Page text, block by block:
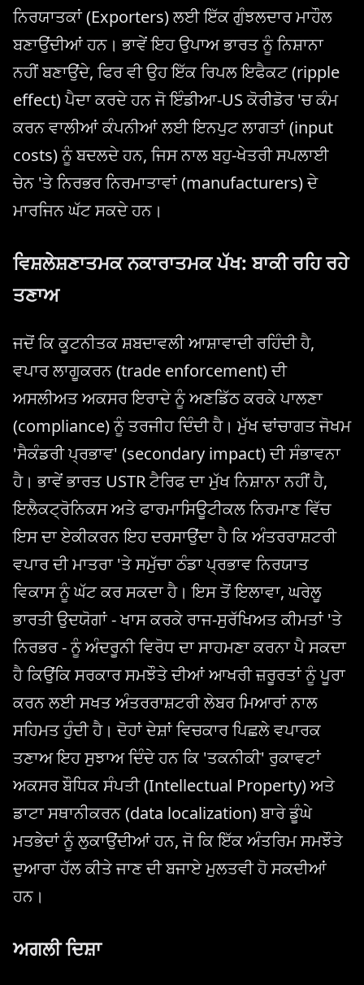
ਨਿਰਯਾਤਕਾਂ (Exporters) ਲਈ ਇੱਕ ਗੁੰਝਲਦਾਰ ਮਾਹੌਲ
ਬਣਾਉਂਦੀਆਂ ਹਨ। ਭਾਵੇਂ ਇਹ ਉਪਾਅ ਭਾਰਤ ਨੂੰ ਨਿਸ਼ਾਨਾ
ਨਹੀਂ ਬਣਾਉਂਦੇ, ਫਿਰ ਵੀ ਉਹ ਇੱਕ ਰਿਪਲ ਇਫੈਕਟ (ripple
effect) ਪੈਦਾ ਕਰਦੇ ਹਨ ਜੋ ਇੰਡੀਆ-US ਕੋਰੀਡੋਰ 'ਚ ਕੰਮ
ਕਰਨ ਵਾਲੀਆਂ ਕੰਪਨੀਆਂ ਲਈ ਇਨਪੁਟ ਲਾਗਤਾਂ (input
costs) ਨੂੰ ਬਦਲਦੇ ਹਨ, ਜਿਸ ਨਾਲ ਬਹੁ-ਖੇਤਰੀ ਸਪਲਾਈ
ਚੇਨ 'ਤੇ ਨਿਰਭਰ ਨਿਰਮਾਤਾਵਾਂ (manufacturers) ਦੇ
ਮਾਰਜਿਨ ਘੱਟ ਸਕਦੇ ਹਨ।
ਵਿਸ਼ਲੇਸ਼ਣਾਤਮਕ ਨਕਾਰਾਤਮਕ ਪੱਖ: ਬਾਕੀ ਰਹਿ ਰਹੇ
ਤਣਾਅ
ਜਦੋਂ ਕਿ ਕੂਟਨੀਤਕ ਸ਼ਬਦਾਵਲੀ ਆਸ਼ਾਵਾਦੀ ਰਹਿੰਦੀ ਹੈ,
ਵਪਾਰ ਲਾਗੂਕਰਨ (trade enforcement) ਦੀ
ਅਸਲੀਅਤ ਅਕਸਰ ਇਰਾਦੇ ਨੂੰ ਅਣਡਿੱਠ ਕਰਕੇ ਪਾਲਣਾ
(compliance) ਨੂੰ ਤਰਜੀਹ ਦਿੰਦੀ ਹੈ। ਮੁੱਖ ਢਾਂਚਾਗਤ ਜੋਖਮ
'ਸੈਕੰਡਰੀ ਪ੍ਰਭਾਵ' (secondary impact) ਦੀ ਸੰਭਾਵਨਾ
ਹੈ। ਭਾਵੇਂ ਭਾਰਤ USTR ਟੈਰਿਫ ਦਾ ਮੁੱਖ ਨਿਸ਼ਾਨਾ ਨਹੀਂ ਹੈ,
ਇਲੈਕਟ੍ਰੋਨਿਕਸ ਅਤੇ ਫਾਰਮਾਸਿਊਟੀਕਲ ਨਿਰਮਾਣ ਵਿੱਚ
ਇਸ ਦਾ ਏਕੀਕਰਨ ਇਹ ਦਰਸਾਉਂਦਾ ਹੈ ਕਿ ਅੰਤਰਰਾਸ਼ਟਰੀ
ਵਪਾਰ ਦੀ ਮਾਤਰਾ 'ਤੇ ਸਮੁੱਚਾ ਠੰਡਾ ਪ੍ਰਭਾਵ ਨਿਰਯਾਤ
ਵਿਕਾਸ ਨੂੰ ਘੱਟ ਕਰ ਸਕਦਾ ਹੈ। ਇਸ ਤੋਂ ਇਲਾਵਾ, ਘਰੇਲੂ
ਭਾਰਤੀ ਉਦਯੋਗਾਂ - ਖਾਸ ਕਰਕੇ ਰਾਜ-ਸੁਰੱਖਿਅਤ ਕੀਮਤਾਂ 'ਤੇ
ਨਿਰਭਰ - ਨੂੰ ਅੰਦਰੂਨੀ ਵਿਰੋਧ ਦਾ ਸਾਹਮਣਾ ਕਰਨਾ ਪੈ ਸਕਦਾ
ਹੈ ਕਿਉਂਕਿ ਸਰਕਾਰ ਸਮਝੌਤੇ ਦੀਆਂ ਆਖਰੀ ਜ਼ਰੂਰਤਾਂ ਨੂੰ ਪੂਰਾ
ਕਰਨ ਲਈ ਸਖਤ ਅੰਤਰਰਾਸ਼ਟਰੀ ਲੇਬਰ ਮਿਆਰਾਂ ਨਾਲ
ਸਹਿਮਤ ਹੁੰਦੀ ਹੈ। ਦੋਹਾਂ ਦੇਸ਼ਾਂ ਵਿਚਕਾਰ ਪਿਛਲੇ ਵਪਾਰਕ
ਤਣਾਅ ਇਹ ਸੁਝਾਅ ਦਿੰਦੇ ਹਨ ਕਿ 'ਤਕਨੀਕੀ' ਰੁਕਾਵਟਾਂ
ਅਕਸਰ ਬੌਧਿਕ ਸੰਪਤੀ (Intellectual Property) ਅਤੇ
ਡਾਟਾ ਸਥਾਨੀਕਰਨ (data localization) ਬਾਰੇ ਡੂੰਘੇ
ਮਤਭੇਦਾਂ ਨੂੰ ਲੁਕਾਉਂਦੀਆਂ ਹਨ, ਜੋ ਕਿ ਇੱਕ ਅੰਤਰਿਮ ਸਮਝੌਤੇ
ਦੁਆਰਾ ਹੱਲ ਕੀਤੇ ਜਾਣ ਦੀ ਬਜਾਏ ਮੁਲਤਵੀ ਹੋ ਸਕਦੀਆਂ
ਹਨ।
ਅਗਲੀ ਦਿਸ਼ਾ